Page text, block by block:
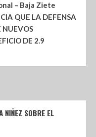
– Baja Ziete
QUE LA DEFENSA
NUEVOS
DE 2.9
NIÑEZ SOBRE EL